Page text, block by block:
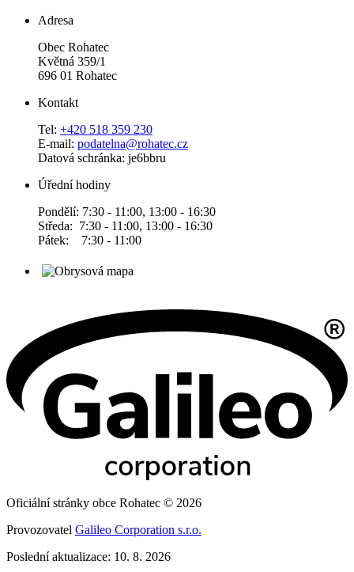
Adresa
Obec Rohatec
Květná 359/1
696 01 Rohatec
Kontakt
Tel: +420 518 359 230
E-mail: podatelna@rohatec.cz
Datová schránka: je6bbru
Úřední hodiny
Pondělí: 7:30 - 11:00, 13:00 - 16:30
Středa: 7:30 - 11:00, 13:00 - 16:30
Pátek: 7:30 - 11:00
Oficiální stránky obce Rohatec © 2026
Provozovatel Galileo Corporation s.r.o.
Poslední aktualizace: 10. 8. 2026